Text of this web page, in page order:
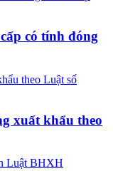
có tính đóng
xuất khẩu theo